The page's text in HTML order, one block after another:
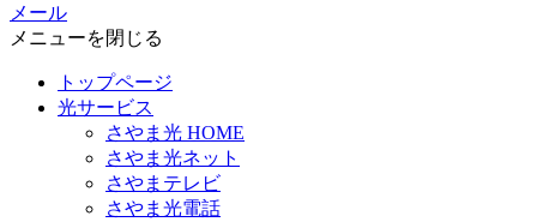
メール
メニューを閉じる
トップページ
光サービス
さやま光 HOME
さやま光ネット
さやまテレビ
さやま光電話